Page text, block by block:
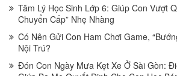
Tâm Lý Học Sinh Lớp 6: Giúp Con Vượt
Chuyển Cấp” Nhẹ Nhàng
Có Nên Gửi Con Ham Chơi Game,
Nội Trú?
Đón Con Ngày Mưa Kẹt Xe Ở Sài Gòn: